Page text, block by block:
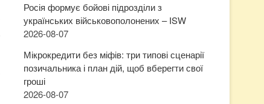
Росія формує бойові підрозділи з
українських військовополонених – ISW
2026-08-07
Мікрокредити без міфів: три типові сценарії
позичальника і план дій, щоб вберегти свої
гроші
2026-08-07